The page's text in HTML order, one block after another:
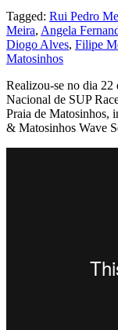
Tagged: Rui Pedro
Meira, Angela
Diogo Alves, Filipe
Matosinhos
Realizou-se no dia
Nacional de SUP
Praia de Matosinhos,
& Matosinhos Wave